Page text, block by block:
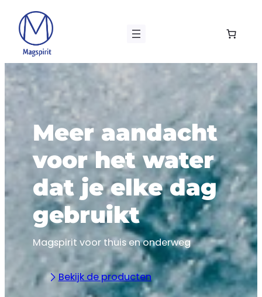
naar
inhoud
Meer aandacht
voor het water
dat je elke dag
gebruikt
Magspirit voor thuis en onderweg
Bekijk de producten